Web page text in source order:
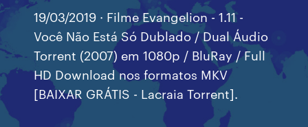
19/03/2019 · Filme Evangelion - 1.11 -
Você Não Está Só Dublado / Dual Áudio
Torrent (2007) em 1080p / BluRay / Full
HD Download nos formatos MKV
[BAIXAR GRÁTIS - Lacraia Torrent].